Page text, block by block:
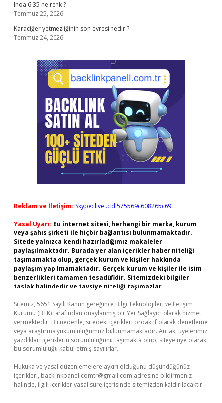
Inoa 6.35 ne renk ?
Temmuz 25, 2026
Karaciğer yetmezliğinin son evresi nedir ?
Temmuz 24, 2026
Reklam ve İletişim: Skype: live:.cid.575569c608265c69
Yasal Uyarı: Bu internet sitesi, herhangi bir marka, kurum
veya şahıs şirketi ile hiçbir bağlantısı bulunmamaktadır.
Sitede yalnızca kendi hazırladığımız makaleler
paylaşılmaktadır. Burada yer alan içerikler haber niteliği
taşımamakta olup, gerçek kurum ve kişiler hakkında
paylaşım yapılmamaktadır. Gerçek kurum ve kişiler ile isim
benzerlikleri tamamen tesadüfidir. Sitemizdeki bilgiler
taslak halindedir ve tavsiye niteliği taşımazlar.
Sitemiz, 5651 Sayılı Kanun gereğince Bilgi Teknolojileri ve İletişim
Kurumu (BTK) tarafından onaylanmış bir Yer Sağlayıcı olarak hizmet
vermektedir. Bu nedenle, sitedeki içerikleri proaktif olarak denetleme
veya araştırma yükümlülüğümüz bulunmamaktadır. Ancak, üyelerimiz
yazdıkları içeriklerin sorumluluğunu taşımakta olup, siteye üye olarak
bu sorumluluğu kabul etmiş sayılırlar.
Hukuka ve yasal düzenlemelere aykırı olduğunu düşündüğünüz
içerikleri, backlinkpanelicomtr@gmail.com adresine bildirmeniz
halinde, ilgili içerikler yasal süre içerisinde sitemizden kaldırılacaktır.